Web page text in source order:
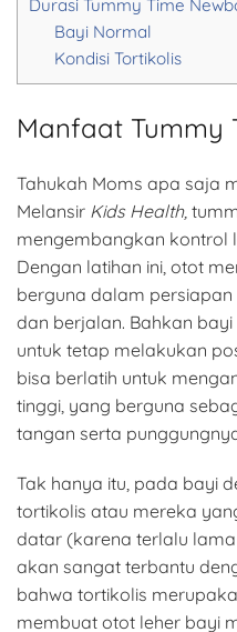
Durasi Tummy Time
Bayi Normal
Kondisi Tortikolis
Manfaat Tummy
Tahukah Moms apa saja
Melansir Kids Health,
mengembangkan kontrol
Dengan latihan ini, otot
berguna dalam
dan berjalan. Bahkan
untuk tetap melakukan
bisa berlatih untuk
tinggi, yang berguna
tangan serta
Tak hanya itu, pada bayi
tortikolis atau mereka
datar (karena terlalu
akan sangat terbantu
bahwa tortikolis
membuat otot leher bayi